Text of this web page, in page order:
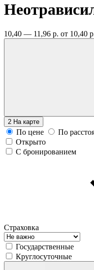
10,40 — 11,96 р. от 10,40
2 На карте
По цене
По
Открыто
С бронированием
Страховка
Государственные
Круглосуточные